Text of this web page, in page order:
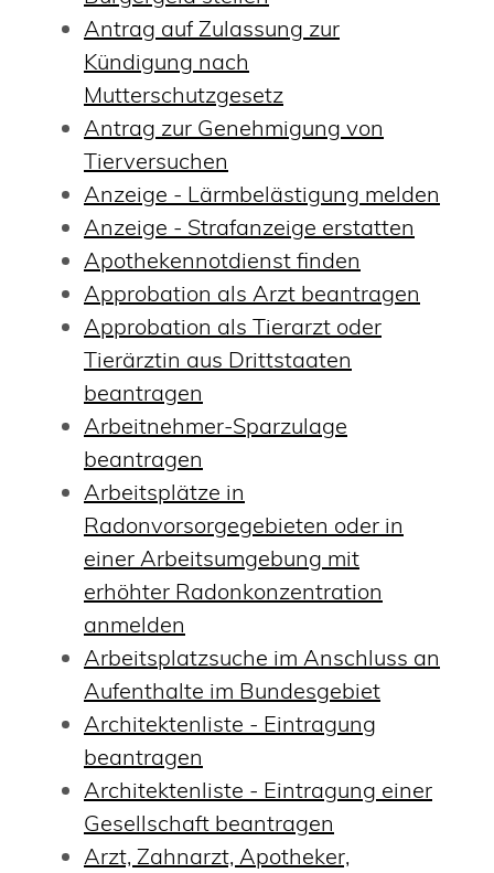
Antrag auf Zulassung zur
Kündigung nach
Mutterschutzgesetz
Antrag zur Genehmigung von
Tierversuchen
Anzeige - Lärmbelästigung melden
Anzeige - Strafanzeige erstatten
Apothekennotdienst finden
Approbation als Arzt beantragen
Approbation als Tierarzt oder
Tierärztin aus Drittstaaten
beantragen
Arbeitnehmer-Sparzulage
beantragen
Arbeitsplätze in
Radonvorsorgegebieten oder in
einer Arbeitsumgebung mit
erhöhter Radonkonzentration
anmelden
Arbeitsplatzsuche im Anschluss an
Aufenthalte im Bundesgebiet
Architektenliste - Eintragung
beantragen
Architektenliste - Eintragung einer
Gesellschaft beantragen
Arzt, Zahnarzt, Apotheker,